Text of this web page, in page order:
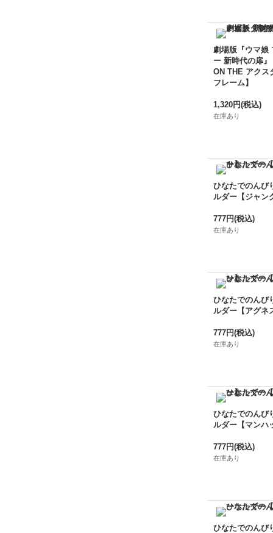
劇場版『ウマ娘
ー 新時代の扉』
ON THE アクス
フレーム】
1,320円(税込)
在庫あり
ひなたでのんび
ルダー【ジャン
777円(税込)
在庫あり
ひなたでのんび
ルダー【アグネ
777円(税込)
在庫あり
ひなたでのんび
ルダー【マンハ
777円(税込)
在庫あり
ひなたでのんび